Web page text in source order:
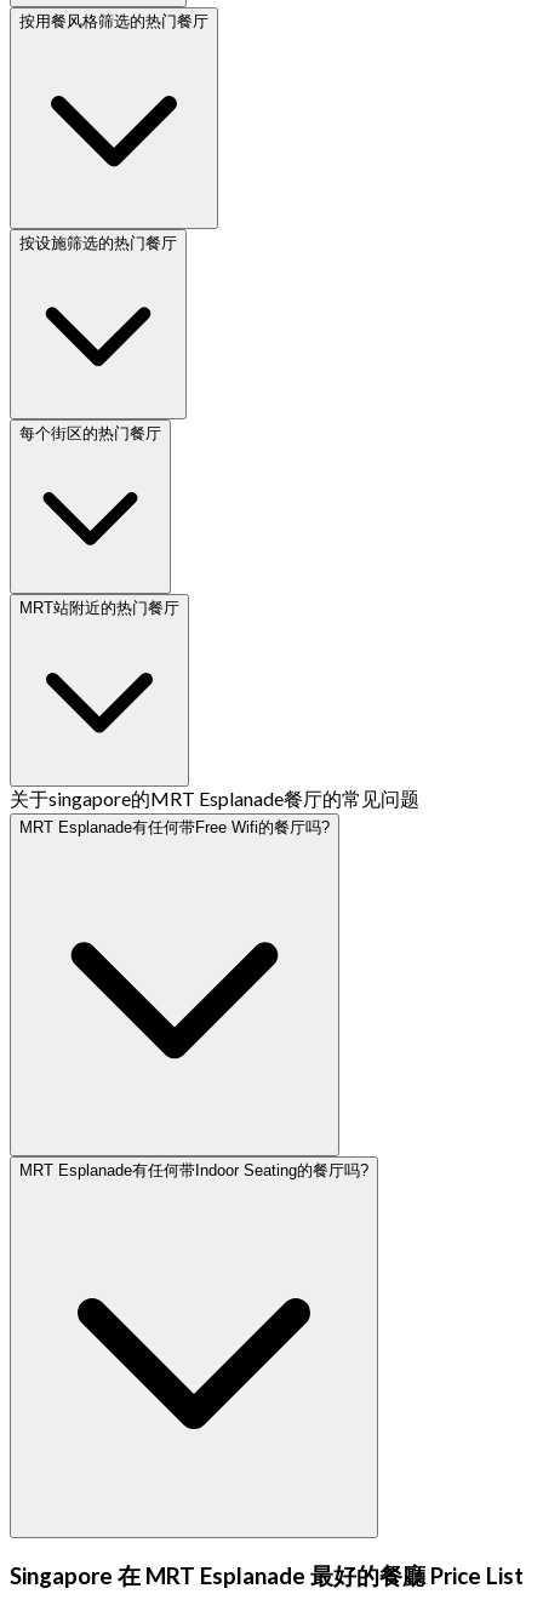
按用餐风格筛选的热门餐厅
按设施筛选的热门餐厅
每个街区的热门餐厅
MRT站附近的热门餐厅
关于singapore的MRT Esplanade餐厅的常见问题
MRT Esplanade有任何带Free Wifi的餐厅吗?
MRT Esplanade有任何带Indoor Seating的餐厅吗?
Singapore 在 MRT Esplanade 最好的餐廳 Price List